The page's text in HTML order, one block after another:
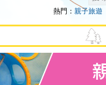
熱門： 親子旅遊